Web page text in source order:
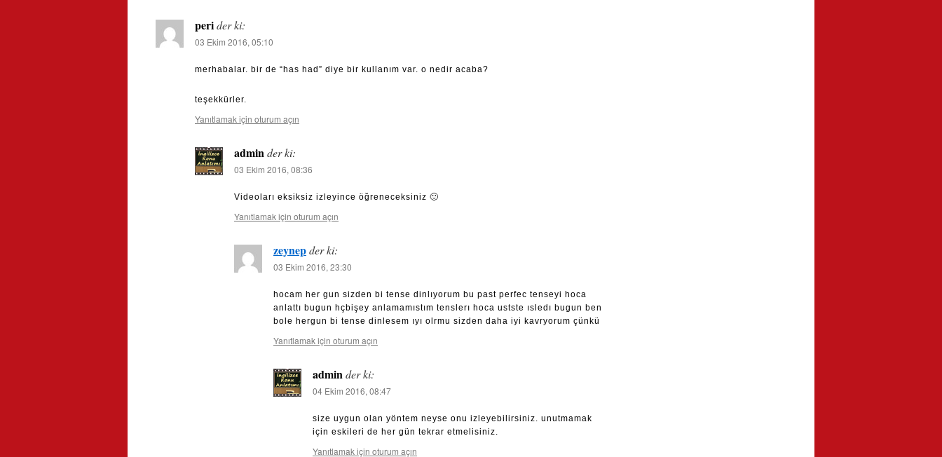
perider ki:
03 Ekim 2016, 05:10
merhabalar. bir de “has had” diye bir kullanım var. o nedir acaba?
teşekkürler.
Yanıtlamak için oturum açın
adminder ki:
03 Ekim 2016, 08:36
Videoları eksiksiz izleyince öğreneceksiniz 🙂
Yanıtlamak için oturum açın
zeynepder ki:
03 Ekim 2016, 23:30
hocam her gun sizden bi tense dinlıyorum bu past perfec tenseyi hoca
anlattı bugun hçbişey anlamamıstım tenslerı hoca ustste ısledı bugun ben
bole hergun bi tense dinlesem ıyı olrmu sizden daha iyi kavryorum çünkü
Yanıtlamak için oturum açın
adminder ki:
04 Ekim 2016, 08:47
size uygun olan yöntem neyse onu izleyebilirsiniz. unutmamak
için eskileri de her gün tekrar etmelisiniz.
Yanıtlamak için oturum açın